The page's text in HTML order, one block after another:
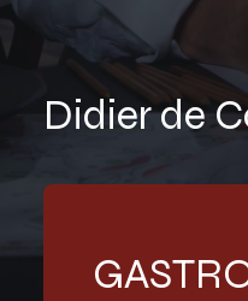
Didier de